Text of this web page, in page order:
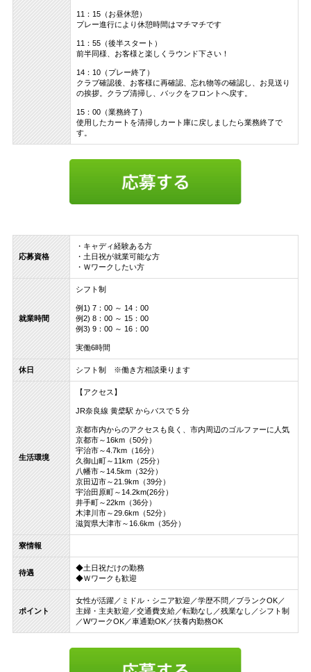
11：15（お昼休憩）
プレー進行により休憩時間はマチマチです
11：55（後半スタート）
前半同様、お客様と楽しくラウンド下さい！
14：10（プレー終了）
クラブ確認後、お客様に再確認、忘れ物等の確認し、お見送り
の挨拶。クラブ清掃し、バックをフロントへ戻す。
15：00（業務終了）
使用したカートを清掃しカート庫に戻しましたら業務終了で
す。
応募資格
・キャディ経験ある方
・土日祝が就業可能な方
・Ｗワークしたい方
就業時間
シフト制
例1) 7：00 ～ 14：00
例2) 8：00 ～ 15：00
例3) 9：00 ～ 16：00
実働6時間
休日 シフト制 ※働き方相談乗ります
生活環境
【アクセス】
JR奈良線 黄檗駅 からバスで 5 分
京都市内からのアクセスも良く、市内周辺のゴルファーに人気
京都市～16km（50分）
宇治市～4.7km（16分）
久御山町～11km（25分）
八幡市～14.5km（32分）
京田辺市～21.9km（39分）
宇治田原町～14.2km(26分）
井手町～22km（36分）
木津川市～29.6km（52分）
滋賀県大津市～16.6km（35分）
寮情報
待遇
◆土日祝だけの勤務
◆Ｗワークも歓迎
ポイント
女性が活躍／ミドル・シニア歓迎／学歴不問／ブランクOK／
主婦・主夫歓迎／交通費支給／転勤なし／残業なし／シフト制
／WワークOK／車通勤OK／扶養内勤務OK